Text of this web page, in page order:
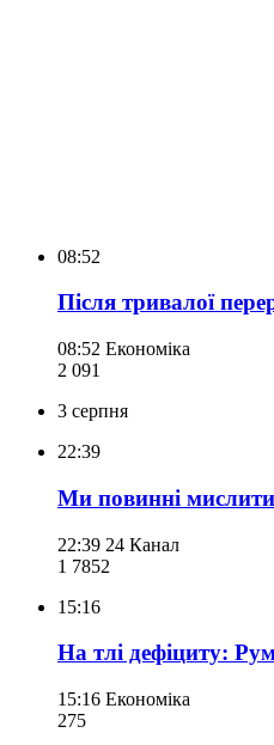
08:52
Після тривалої
08:52 Економіка
2 091
3 серпня
22:39
Ми повинні
22:39 24 Канал
1 7852
15:16
На тлі дефіциту:
15:16 Економіка
275